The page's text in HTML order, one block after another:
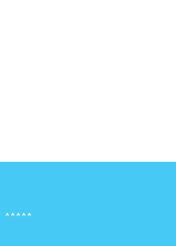
*****